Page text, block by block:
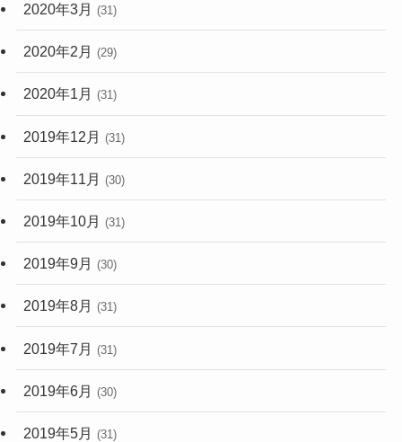
2020年3月 (31)
2020年2月 (29)
2020年1月 (31)
2019年12月 (31)
2019年11月 (30)
2019年10月 (31)
2019年9月 (30)
2019年8月 (31)
2019年7月 (31)
2019年6月 (30)
2019年5月 (31)